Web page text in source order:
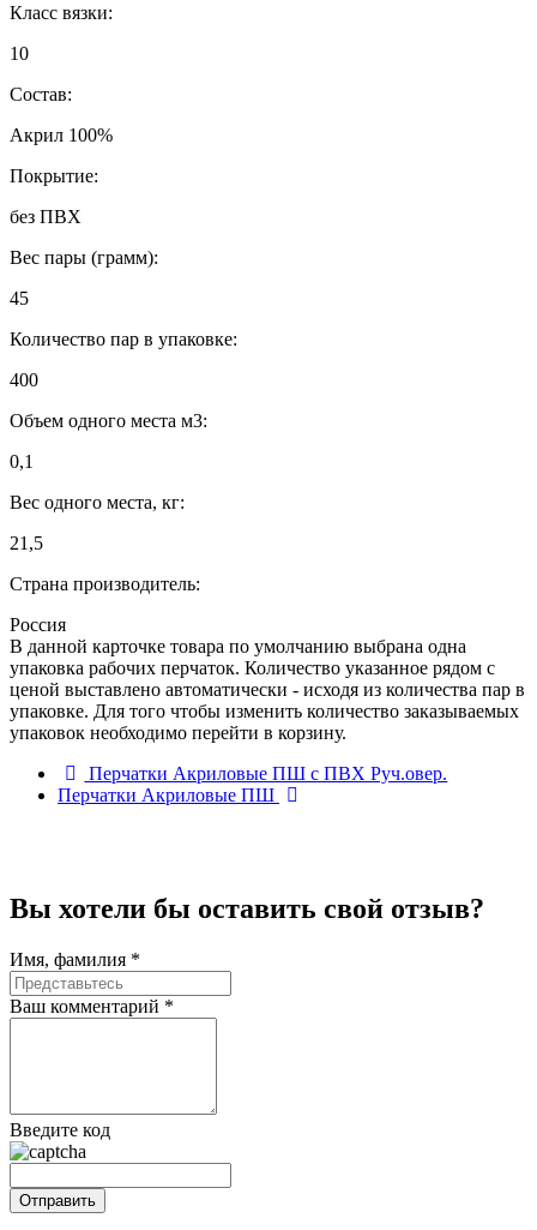
Класс вязки:
10
Состав:
Акрил 100%
Покрытие:
без ПВХ
Вес пары (грамм):
45
Количество пар в упаковке:
400
Объем одного места м3:
0,1
Вес одного места, кг:
21,5
Страна производитель:
Россия
В данной карточке товара по умолчанию выбрана одна
упаковка рабочих перчаток. Количество указанное рядом с
ценой выставлено автоматически - исходя из количества пар в
упаковке. Для того чтобы изменить количество заказываемых
упаковок необходимо перейти в корзину.
Перчатки Акриловые ПШ с ПВХ Руч.овер.
Перчатки Акриловые ПШ
Вы хотели бы оставить свой отзыв?
Имя, фамилия *
Ваш комментарий *
Введите код